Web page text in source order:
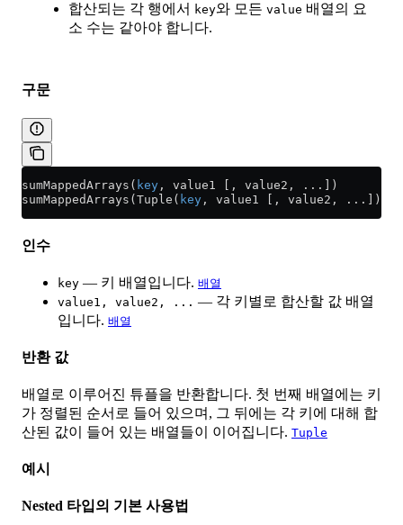
합산되는 각 행에서 key와 모든 value 배열의 요
소 수는 같아야 합니다.
구문
sumMappedArrays( key , value1 [, value2, ...])
sumMappedArrays(Tuple( key , value1 [, value2, ...]))
인수
key — 키 배열입니다. 배열
value1, value2, ... — 각 키별로 합산할 값 배열
입니다. 배열
반환 값
배열로 이루어진 튜플을 반환합니다. 첫 번째 배열에는 키
가 정렬된 순서로 들어 있으며, 그 뒤에는 각 키에 대해 합
산된 값이 들어 있는 배열들이 이어집니다. Tuple
예시
Nested 타입의 기본 사용법